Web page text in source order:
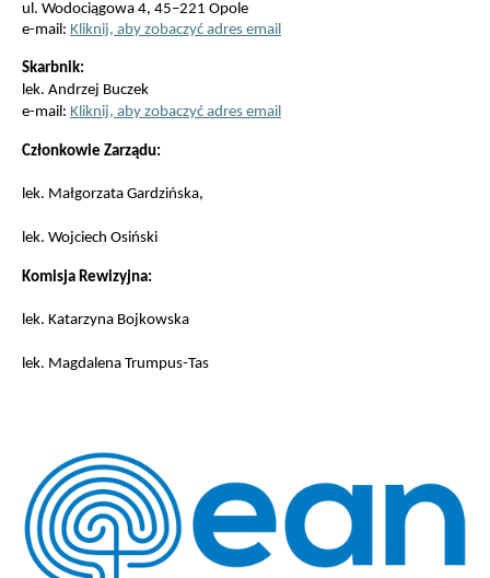
ul. Wodociągowa 4, 45–221 Opole
e-mail: Kliknij, aby zobaczyć adres email
Skarbnik:
lek. Andrzej Buczek
e-mail: Kliknij, aby zobaczyć adres email
Członkowie Zarządu:
lek. Małgorzata Gardzińska,
lek. Wojciech Osiński
Komisja Rewizyjna:
lek. Katarzyna Bojkowska
lek. Magdalena Trumpus-Tas